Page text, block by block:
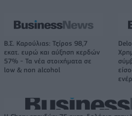
Β.Σ. Καρούλιας: Τζίρος 98,7
εκατ. ευρώ και αύξηση κερδών
57% - Τα νέα στοιχήματα σε
low & non alcohol